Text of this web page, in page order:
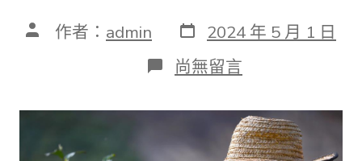
文 作者： admin 發
表
日
期
2024 年 5 月 1 日
在
〈圖
查
養
尚無留言